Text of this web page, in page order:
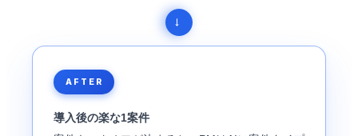
AFTER
導入後の楽な1案件